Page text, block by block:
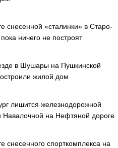
снесенной «сталинки» в Старо-
ничего не построят
в Шушары на Пушкинской
жилой дом
лишится железнодорожной
Навалочной на Нефтяной дороге
снесенного спорткомплекса на